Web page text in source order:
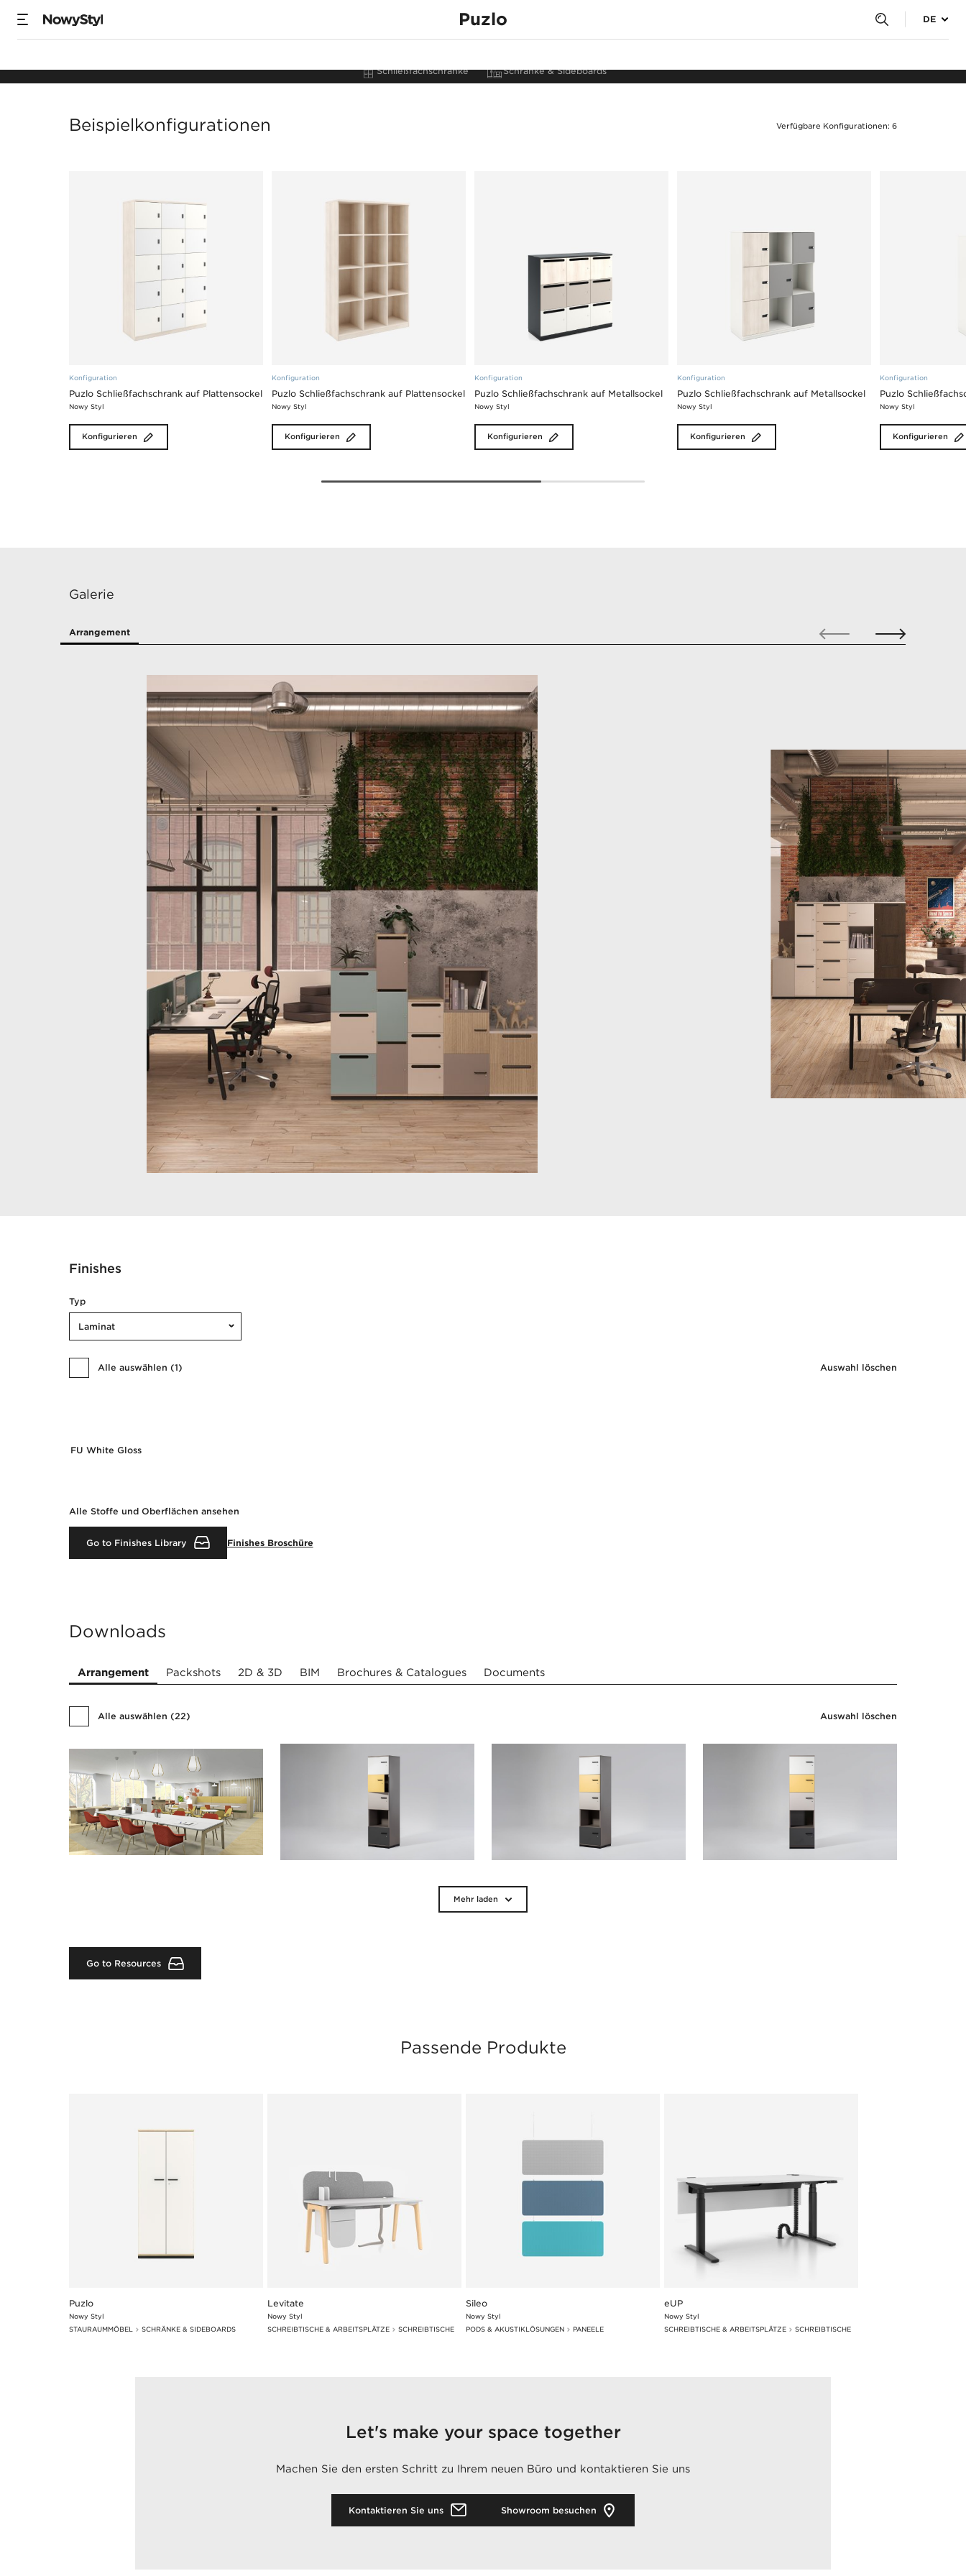
Puzlo
DE
Zurück
Über die Produktlinie Stauraummöbel
Schließfachschränke Schränke & Sideboards
Kontakt
Schließfachschränke
Jeder hat etwas zu
verstecken
Beispielkonfigurationen Verfügbare Konfigurationen: 6
Konfiguration
Puzlo Schließfachschrank auf Plattensockel
Nowy Styl
Konfigurieren
Konfiguration
Puzlo Schließfachschrank auf Plattensockel
Nowy Styl
Konfigurieren
Konfiguration
Puzlo Schließfachschrank auf Metallsockel
Nowy Styl
Konfigurieren
Konfiguration
Puzlo Schließfachschrank auf Metallsockel
Nowy Styl
Konfigurieren
Konfiguration
Puzlo
Nowy Styl
Konfigurieren
Galerie
Arrangement
Finishes
Typ
Laminat
Alle auswählen (1) Auswahl löschen
FU White Gloss
Alle Stoffe und Oberflächen ansehen
Go to Finishes Library Finishes Broschüre
Downloads
Arrangement Packshots 2D & 3D BIM Brochures & Catalogues Documents
Alle auswählen (22) Auswahl löschen
Mehr laden
Go to Resources
Passende Produkte
Puzlo
Nowy Styl
STAURAUMMÖBEL
SCHRÄNKE & SIDEBOARDS
Levitate
Nowy Styl
SCHREIBTISCHE & ARBEITSPLÄTZE
SCHREIBTISCHE
Sileo
Nowy Styl
PODS & AKUSTIKLÖSUNGEN
PANEELE
eUP
Nowy Styl
SCHREIBTISCHE & ARBEITSPLÄTZE
SCHREIBTISCHE
Let's make your space together
Machen Sie den ersten Schritt zu Ihrem neuen Büro und kontaktieren Sie uns
Kontaktieren Sie uns Showroom besuchen